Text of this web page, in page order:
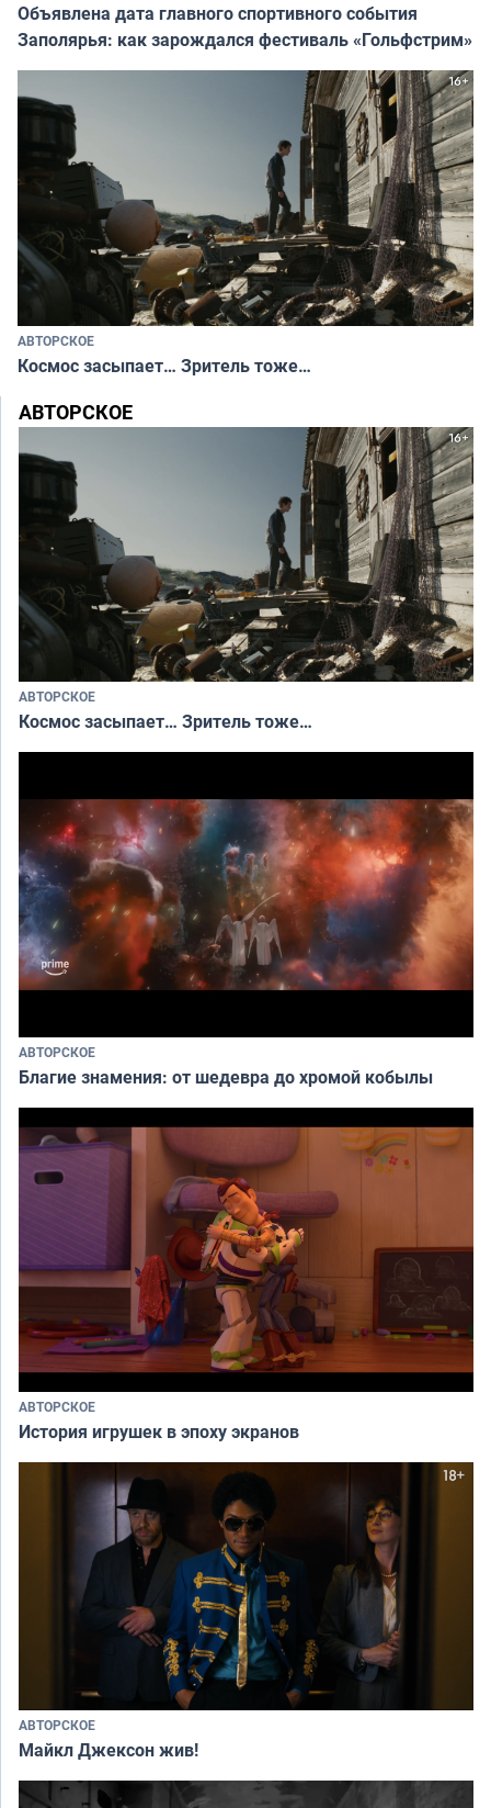
Объявлена дата главного спортивного события
Заполярья: как зарождался фестиваль «Гольфстрим»
АВТОРСКОЕ
Космос засыпает… Зритель тоже…
АВТОРСКОЕ
АВТОРСКОЕ
Космос засыпает… Зритель тоже…
АВТОРСКОЕ
Благие знамения: от шедевра до хромой кобылы
АВТОРСКОЕ
История игрушек в эпоху экранов
АВТОРСКОЕ
Майкл Джексон жив!